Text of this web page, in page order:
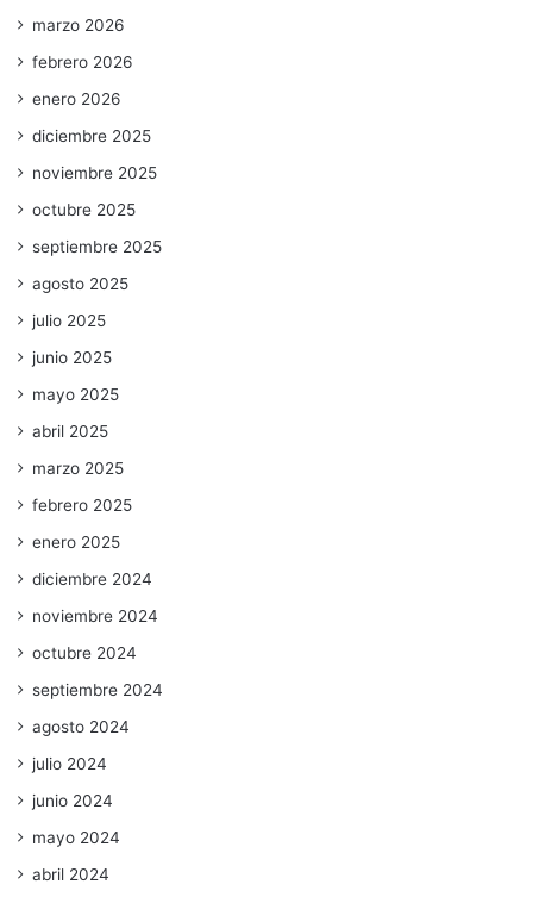
marzo 2026
febrero 2026
enero 2026
diciembre 2025
noviembre 2025
octubre 2025
septiembre 2025
agosto 2025
julio 2025
junio 2025
mayo 2025
abril 2025
marzo 2025
febrero 2025
enero 2025
diciembre 2024
noviembre 2024
octubre 2024
septiembre 2024
agosto 2024
julio 2024
junio 2024
mayo 2024
abril 2024